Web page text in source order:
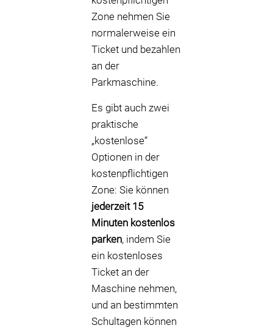
Zone nehmen Sie
normalerweise ein
Ticket und bezahlen
an der
Parkmaschine.
Es gibt auch zwei
praktische
„kostenlose“
Optionen in der
kostenpflichtigen
Zone: Sie können
jederzeit 15
Minuten kostenlos
parken, indem Sie
ein kostenloses
Ticket an der
Maschine nehmen,
und an bestimmten
Schultagen können